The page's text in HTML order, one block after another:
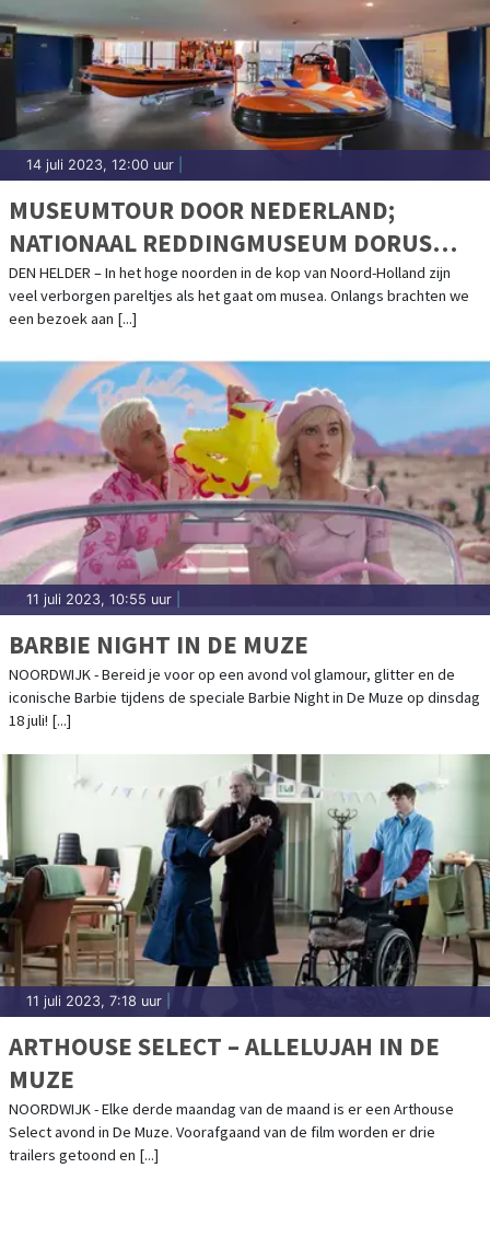
14 juli 2023, 12:00 uur
MUSEUMTOUR DOOR NEDERLAND;
NATIONAAL REDDINGMUSEUM DORUS
RIJKERS
DEN HELDER – In het hoge noorden in de kop van Noord-Holland zijn
veel verborgen pareltjes als het gaat om musea. Onlangs brachten we
een bezoek aan [...]
11 juli 2023, 10:55 uur
BARBIE NIGHT IN DE MUZE
NOORDWIJK - Bereid je voor op een avond vol glamour, glitter en de
iconische Barbie tijdens de speciale Barbie Night in De Muze op dinsdag
18 juli! [...]
11 juli 2023, 7:18 uur
ARTHOUSE SELECT – ALLELUJAH IN DE
MUZE
NOORDWIJK - Elke derde maandag van de maand is er een Arthouse
Select avond in De Muze. Voorafgaand van de film worden er drie
trailers getoond en [...]